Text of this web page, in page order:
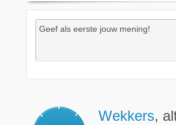
Wekkers,